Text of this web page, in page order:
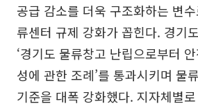
공급 감소를 더욱 구조화하는 변
류센터 규제 강화가 꼽힌다. 경기
‘경기도 물류창고 난립으로부터
성에 관한 조례’를 통과시키며 물
기준을 대폭 강화했다. 지자체별